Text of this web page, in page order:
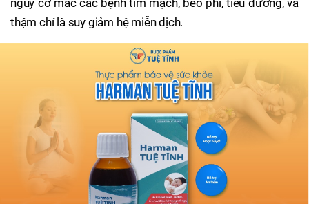
nguy cơ mắc các bệnh tim mạch, béo phì, tiểu đường, và
thậm chí là suy giảm hệ miễn dịch.